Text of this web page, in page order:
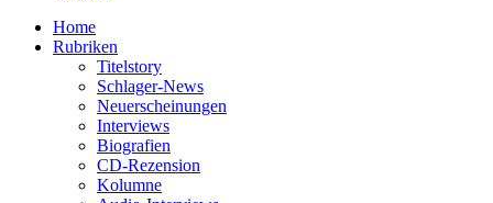
Home
Rubriken
Titelstory
Schlager-News
Neuerscheinungen
Interviews
Biografien
CD-Rezension
Kolumne